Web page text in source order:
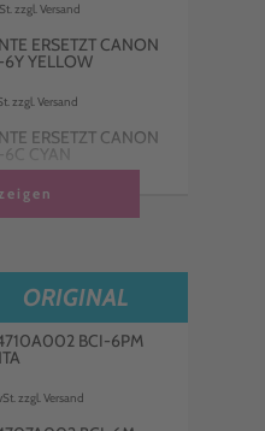
zzgl. Versand
ERSETZT CANON
YELLOW
zzgl. Versand
ERSETZT CANON
CYAN
zzgl. Versand
zzgl. Versand
ERSETZT CANON
PHOTO CYAN
ORIGINAL
BCI-6PM
zzgl. Versand